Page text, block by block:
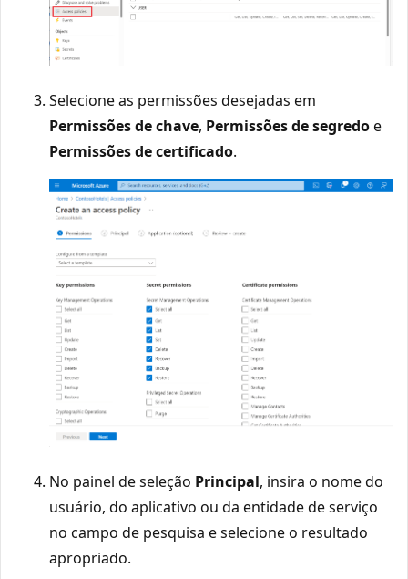
Selecione as permissões desejadas em
Permissões de chave, Permissões de segredoe
Permissões de certificado.
No painel de seleção Principal, insira o nome do
usuário, do aplicativo ou da entidade de serviço
no campo de pesquisa e selecione o resultado
apropriado.